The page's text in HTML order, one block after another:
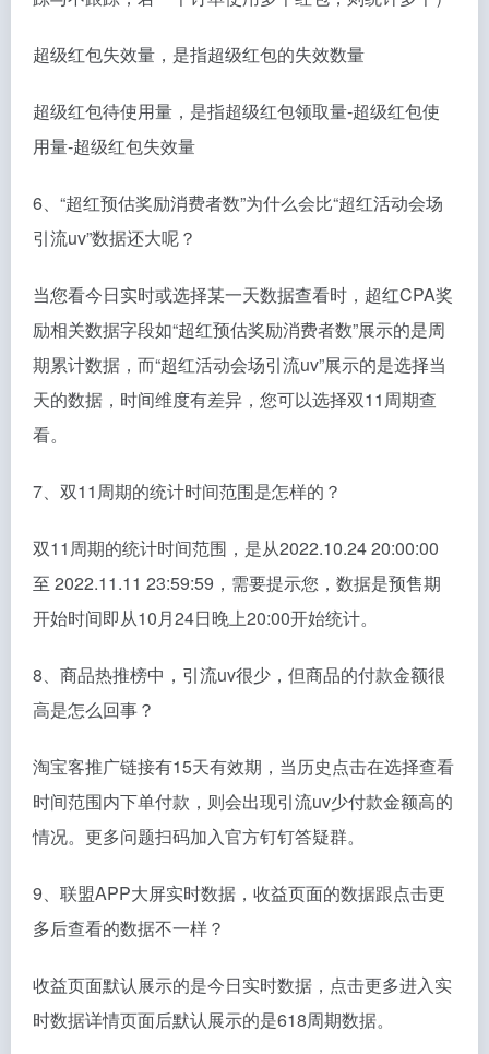
超级红包失效量，是指超级红包的失效数量
超级红包待使用量，是指超级红包领取量-超级红包使
用量-超级红包失效量
6、“超红预估奖励消费者数”为什么会比“超红活动会场
引流uv”数据还大呢？
当您看今日实时或选择某一天数据查看时，超红CPA奖
励相关数据字段如“超红预估奖励消费者数”展示的是周
期累计数据，而“超红活动会场引流uv”展示的是选择当
天的数据，时间维度有差异，您可以选择双11周期查
看。
7、双11周期的统计时间范围是怎样的？
双11周期的统计时间范围，是从2022.10.24 20:00:00
至 2022.11.11 23:59:59，需要提示您，数据是预售期
开始时间即从10月24日晚上20:00开始统计。
8、商品热推榜中，引流uv很少，但商品的付款金额很
高是怎么回事？
淘宝客推广链接有15天有效期，当历史点击在选择查看
时间范围内下单付款，则会出现引流uv少付款金额高的
情况。更多问题扫码加入官方钉钉答疑群。
9、联盟APP大屏实时数据，收益页面的数据跟点击更
多后查看的数据不一样？
收益页面默认展示的是今日实时数据，点击更多进入实
时数据详情页面后默认展示的是618周期数据。